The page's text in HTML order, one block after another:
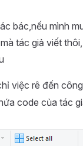
bác,nếu mình
tác giả viết
việc rê đến
code của tác